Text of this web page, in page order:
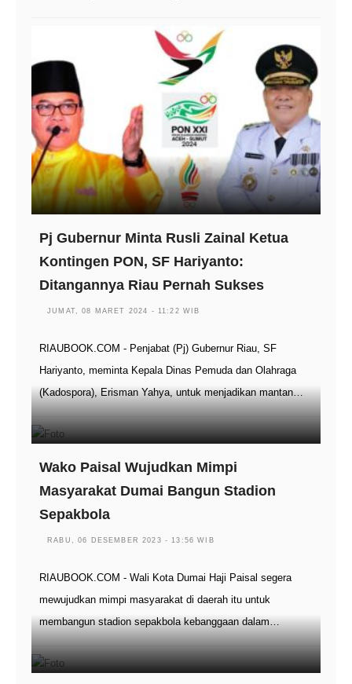
Pj Gubernur Minta Rusli Zainal Ketua
Kontingen PON, SF Hariyanto:
Ditangannya Riau Pernah Sukses
JUMAT, 08 MARET 2024 - 11:22 WIB
RIAUBOOK.COM - Penjabat (Pj) Gubernur Riau, SF
Hariyanto, meminta Kepala Dinas Pemuda dan Olahraga
(Kadospora), Erisman Yahya, untuk menjadikan mantan…
Wako Paisal Wujudkan Mimpi
Masyarakat Dumai Bangun Stadion
Sepakbola
RABU, 06 DESEMBER 2023 - 13:56 WIB
RIAUBOOK.COM - Wali Kota Dumai Haji Paisal segera
mewujudkan mimpi masyarakat di daerah itu untuk
membangun stadion sepakbola kebanggaan dalam…